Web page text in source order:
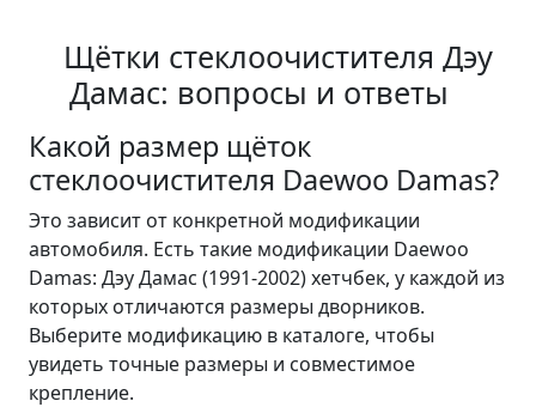
Щётки стеклоочистителя Дэу
Дамас: вопросы и ответы
Какой размер щёток
стеклоочистителя Daewoo Damas?
Это зависит от конкретной модификации
автомобиля. Есть такие модификации Daewoo
Damas: Дэу Дамас (1991-2002) хетчбек, у каждой из
которых отличаются размеры дворников.
Выберите модификацию в каталоге, чтобы
увидеть точные размеры и совместимое
крепление.